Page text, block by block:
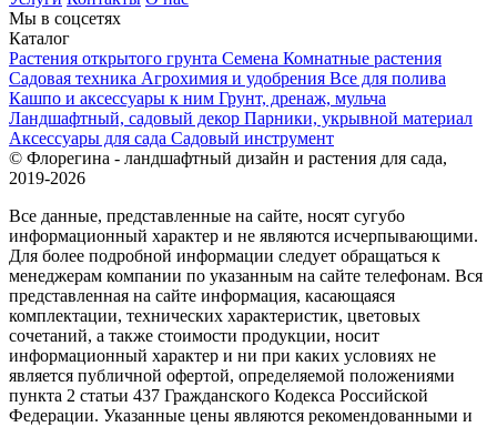
Мы в соцсетях
Каталог
Растения открытого грунта Семена Комнатные растения
Садовая техника Агрохимия и удобрения Все для полива
Кашпо и аксессуары к ним Грунт, дренаж, мульча
Ландшафтный, садовый декор Парники, укрывной материал
Аксессуары для сада Садовый инструмент
© Флорегина - ландшафтный дизайн и растения для сада,
2019-2026
Все данные, представленные на сайте, носят сугубо
информационный характер и не являются исчерпывающими.
Для более подробной информации следует обращаться к
менеджерам компании по указанным на сайте телефонам. Вся
представленная на сайте информация, касающаяся
комплектации, технических характеристик, цветовых
сочетаний, а также стоимости продукции, носит
информационный характер и ни при каких условиях не
является публичной офертой, определяемой положениями
пункта 2 статьи 437 Гражданского Кодекса Российской
Федерации. Указанные цены являются рекомендованными и